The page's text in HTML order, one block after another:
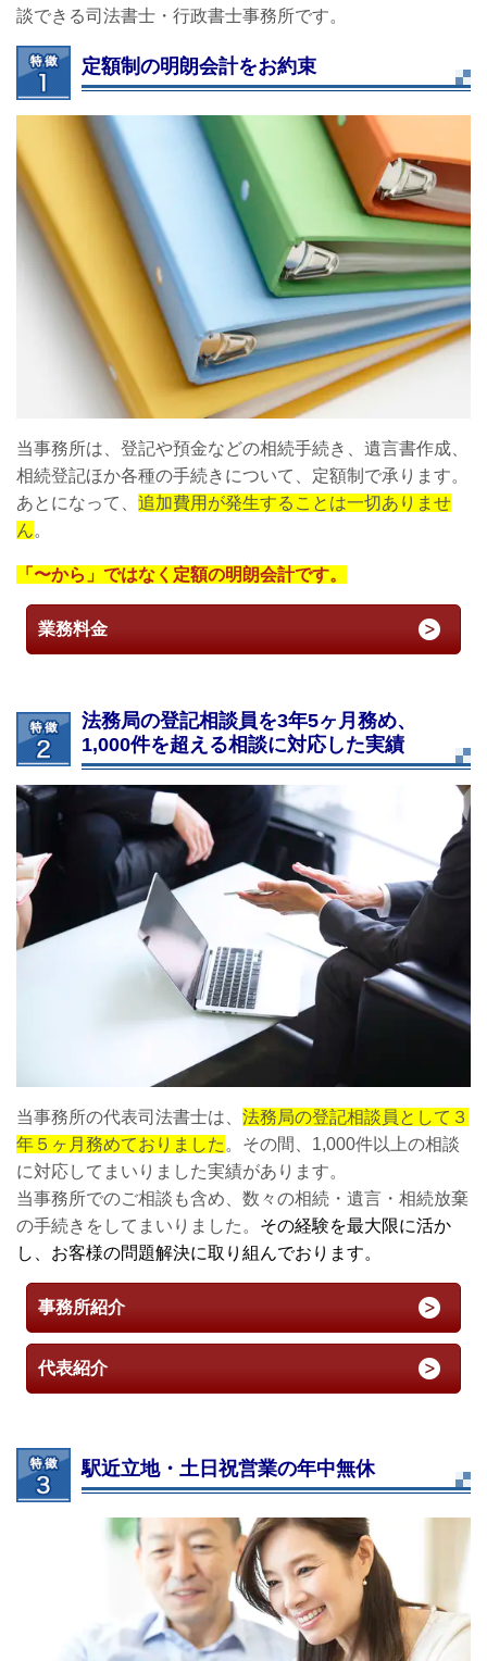
談できる司法書士・行政書士事務所です。
定額制の明朗会計をお約束
当事務所は、登記や預金などの相続手続き、遺言書作成、
相続登記ほか各種の手続きについて、定額制で承ります。
あとになって、 追加費用が発生することは一切ありませ
ん。
「〜から」ではなく定額の明朗会計です。
業務料金
法務局の登記相談員を3年5ヶ月務め、
1,000件を超える相談に対応した実績
当事務所の代表司法書士は、 法務局の登記相談員として３
年５ヶ月務めておりました。その間、1,000件以上の相談
に対応してまいりました実績があります。
当事務所でのご相談も含め、数々の相続・遺言・相続放棄
の手続きをしてまいりました。 その経験を最大限に活か
し、お客様の問題解決に取り組んでおります。
事務所紹介
代表紹介
駅近立地・土日祝営業の年中無休